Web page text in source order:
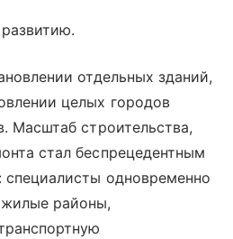
отдельных зданий,
целых городов
Масштаб строительства,
стал беспрецедентным
специалисты одновременно
районы,